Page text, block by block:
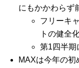
にもかかわらず
フリーキ
トの健全
第1四半期
MAXは今年の